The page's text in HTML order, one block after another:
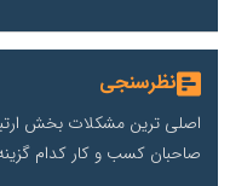
نظرسنجی
اصلی ترین مشکلات بخش
صاحبان کسب و کار کدام